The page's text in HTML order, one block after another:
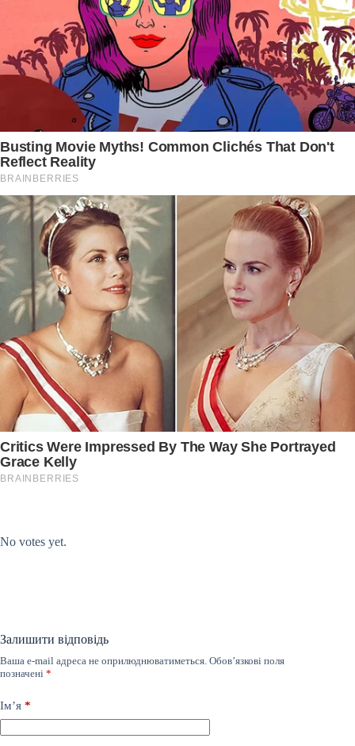
No votes yet.
Залишити відповідь
Ваша e-mail адреса не оприлюднюватиметься. Обов’язкові поля
позначені *
Ім’я *